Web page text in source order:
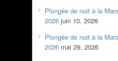
Plongée de nuit à la
2026 juin 10, 2026
Plongée de nuit à la
2026 mai 29, 2026